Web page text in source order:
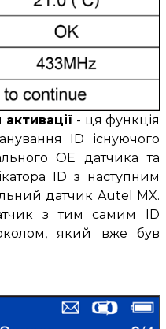
- ця функція
ID існуючого
OE датчика та
ID з наступним
датчик Autel MX.
з тим самим ID
який вже був